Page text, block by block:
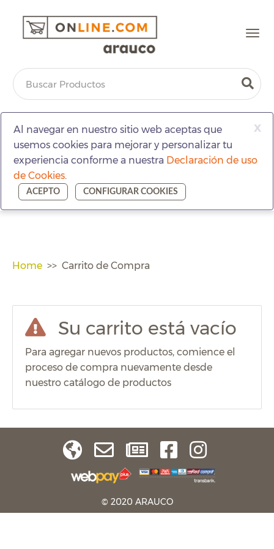
x
Al navegar en nuestro sitio web aceptas que
usemos cookies para mejorar y personalizar tu
experiencia conforme a nuestra Declaración de uso
de Cookies.
ACEPTO CONFIGURAR COOKIES
Home Carrito de Compra
Su carrito está vacío
Para agregar nuevos productos, comience el
proceso de compra nuevamente desde
nuestro catálogo de productos
© 2020 ARAUCO